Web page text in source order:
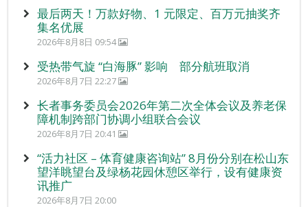
最后两天！万款好物、1 元限定、百万元抽奖齐
集名优展
2026年8月8日 09:54
受热带气旋 “白海豚” 影响 部分航班取消
2026年8月7日 22:27
长者事务委员会2026年第二次全体会议及养老保
障机制跨部门协调小组联合会议
2026年8月7日 20:41
“活力社区 – 体育健康咨询站” 8月份分别在松山东
望洋眺望台及绿杨花园休憩区举行，设有健康资
讯推广
2026年8月7日 20:00